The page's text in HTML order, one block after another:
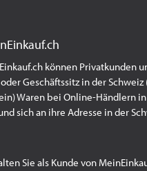
können Privatkunden
Geschäftssitz in der Schweiz
Waren bei Online-Händlern
sich an ihre Adresse in der
Sie als Kunde von